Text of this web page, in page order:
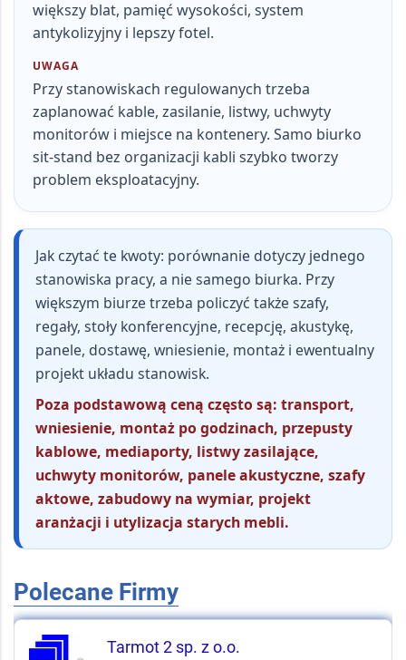
większy blat, pamięć wysokości, system
antykolizyjny i lepszy fotel.
UWAGA
Przy stanowiskach regulowanych trzeba
zaplanować kable, zasilanie, listwy, uchwyty
monitorów i miejsce na kontenery. Samo biurko
sit-stand bez organizacji kabli szybko tworzy
problem eksploatacyjny.
Jak czytać te kwoty: porównanie dotyczy jednego
stanowiska pracy, a nie samego biurka. Przy
większym biurze trzeba policzyć także szafy,
regały, stoły konferencyjne, recepcję, akustykę,
panele, dostawę, wniesienie, montaż i ewentualny
projekt układu stanowisk.
Poza podstawową ceną często są: transport,
wniesienie, montaż po godzinach, przepusty
kablowe, mediaporty, listwy zasilające,
uchwyty monitorów, panele akustyczne, szafy
aktowe, zabudowy na wymiar, projekt
aranżacji i utylizacja starych mebli.
Polecane Firmy
Tarmot 2 sp. z o.o.